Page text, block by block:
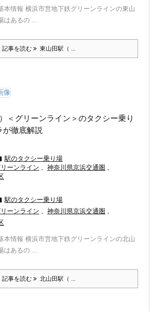
本情報 横浜市営地下鉄グリーンラインの東山
はあるの ...
記事を読む 東山田駅（ ...
＜グリーンライン＞のタクシー乗り
が徹底解説
駅のタクシー乗り場
ーンライン , 神奈川県京浜交通圏 ,
駅のタクシー乗り場
ーンライン , 神奈川県京浜交通圏 ,
本情報 横浜市営地下鉄グリーンラインの北山
はあるの ...
記事を読む 北山田駅（ ...